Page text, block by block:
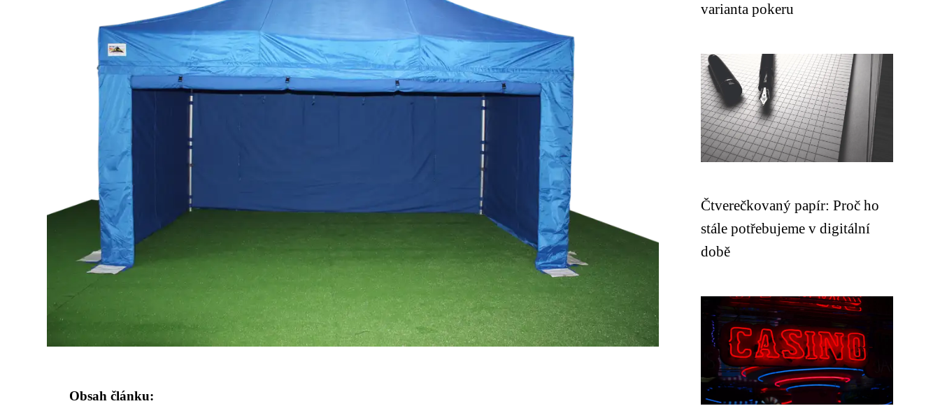
Obsah článku:
varianta pokeru
Čtverečkovaný papír: Proč ho
stále potřebujeme v digitální
době